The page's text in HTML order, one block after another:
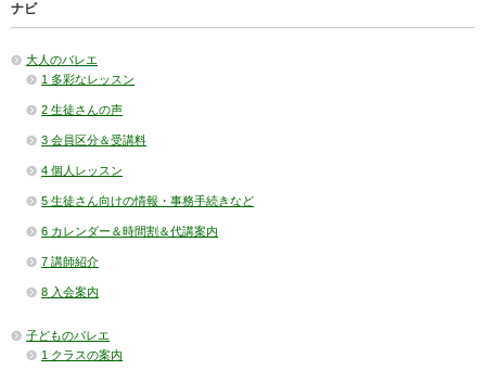
ナビ
大人のバレエ
1 多彩なレッスン
2 生徒さんの声
3 会員区分＆受講料
4 個人レッスン
5 生徒さん向けの情報・事務手続きなど
6 カレンダー＆時間割＆代講案内
7 講師紹介
8 入会案内
子どものバレエ
1 クラスの案内